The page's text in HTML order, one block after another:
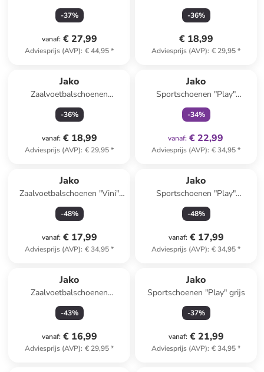
-37%
vanaf: € 27,99
Adviesprijs (AVP): € 44,95*
roze/zwart
-36%
€ 18,99
Adviesprijs (AVP): € 29,95*
Jako
Zaalvoetbalschoenen
"Finesto" donkerblauw
-36%
vanaf: € 18,99
Adviesprijs (AVP): € 29,95*
Jako
Sportschoenen "Play"
donkerblauw
-34%
vanaf: € 22,99
Adviesprijs (AVP): € 34,95*
Jako
Zaalvoetbalschoenen "Vini"
geel
-48%
vanaf: € 17,99
Adviesprijs (AVP): € 34,95*
Jako
Sportschoenen "Play"
lichtroze
-48%
vanaf: € 17,99
Adviesprijs (AVP): € 34,95*
Jako
Zaalvoetbalschoenen
"Finesto" roze
-43%
vanaf: € 16,99
Adviesprijs (AVP): € 29,95*
Jako
Sportschoenen "Play" grijs
-37%
vanaf: € 21,99
Adviesprijs (AVP): € 34,95*